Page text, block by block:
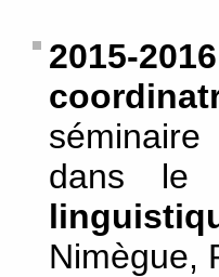
2015-2016
dans le
Nimègue,